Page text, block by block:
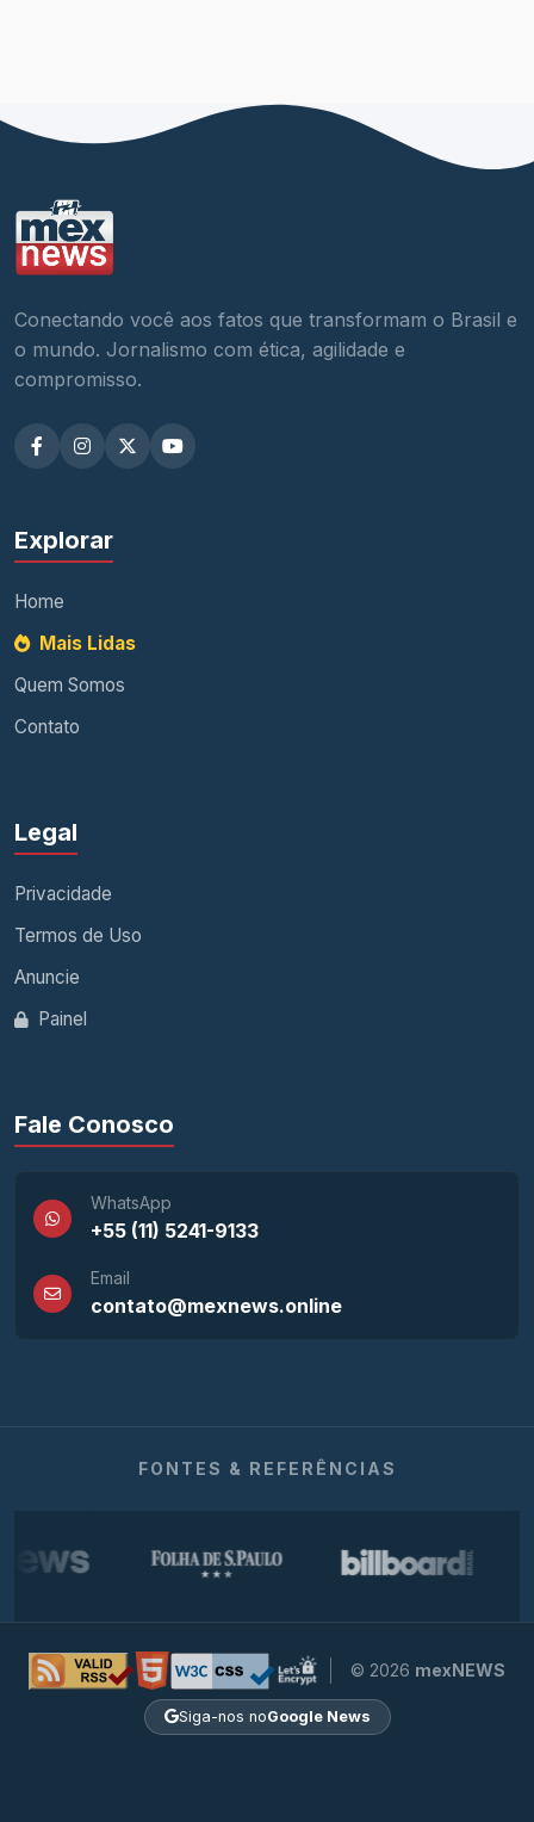
Conectando você aos fatos que transformam o Brasil e
o mundo. Jornalismo com ética, agilidade e
compromisso.
Explorar
Home
Mais Lidas
Quem Somos
Contato
Legal
Privacidade
Termos de Uso
Anuncie
Painel
Fale Conosco
WhatsApp
+55 (11) 5241-9133
Email
contato@mexnews.online
FONTES & REFERÊNCIAS
© 2026 mexNEWS
Siga-nos noGoogle News